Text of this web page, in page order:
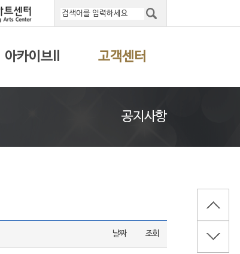
아카이브II 고객센터
공지사항
날짜 조회